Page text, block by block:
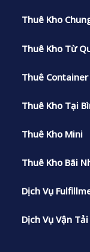
Thuê Kho
Thuê Kho Từ
Thuê Container
Thuê Kho Tại
Thuê Kho Mini
Thuê Kho Bãi
Dịch Vụ
Dịch Vụ Vận Tải